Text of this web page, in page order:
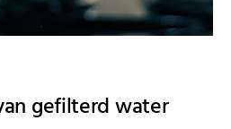
gefilterd water